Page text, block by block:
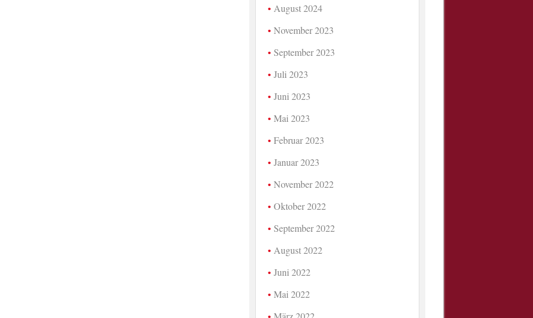
August 2024
November 2023
September 2023
Juli 2023
Juni 2023
Mai 2023
Februar 2023
Januar 2023
November 2022
Oktober 2022
September 2022
August 2022
Juni 2022
Mai 2022